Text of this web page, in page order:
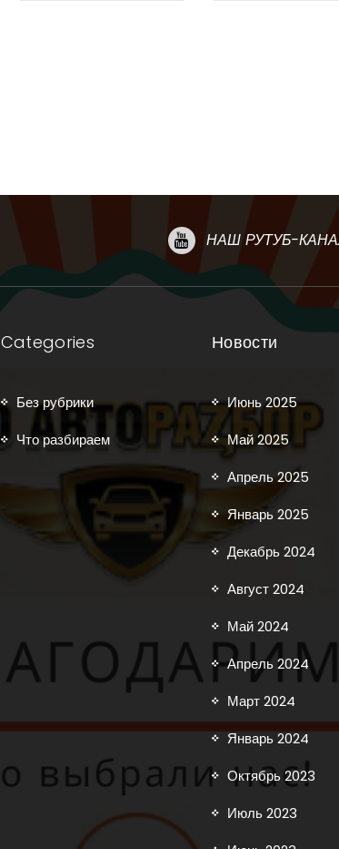
НАШ РУТУБ-
Categories
Без рубрики
Что разбираем
Новости
Июнь 2025
Май 2025
Апрель 2025
Январь 2025
Декабрь 2024
Август 2024
Май 2024
Апрель 2024
Март 2024
Январь 2024
Октябрь 2023
Июль 2023